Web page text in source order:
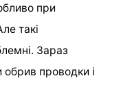
при
такі
Зараз
проводки і